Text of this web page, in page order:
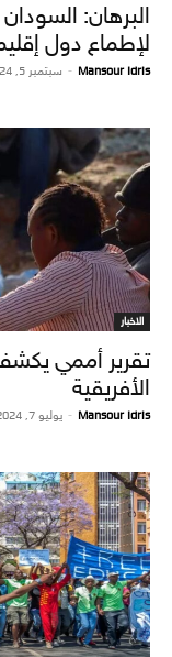
البرهان:
لإطماع دول
Mansour Idris
- سبتمبر 5, 2024
الاخبار
تقرير أممي
الأفريقية
Mansour Idris
- يوليو 7, 2024